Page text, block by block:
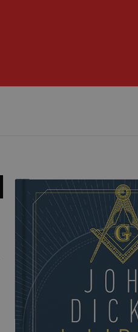
Ospiti
Accrediti Stampa
Cartella Stampa
Rassegna Stampa
Partecipa
Diventa Partner
Dona